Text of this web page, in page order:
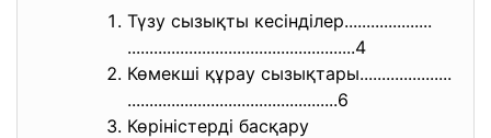
Түзу сызықты кесінділер....................
....................................................4
Көмекші құрау сызықтары.....................
................................................6
Көріністерді басқару